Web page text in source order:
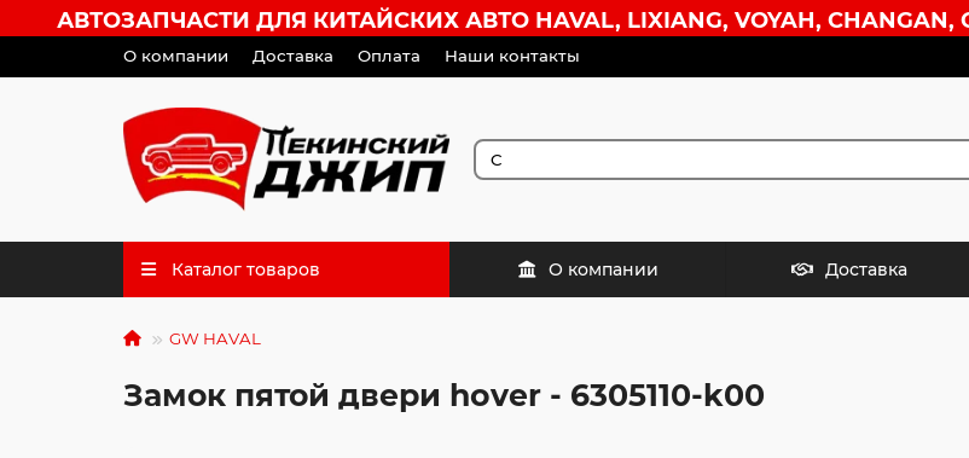
АВТОЗАПЧАСТИ ДЛЯ КИТАЙСКИХ АВТО HAVAL, LIXIANG, VOYAH, CHANGAN,
О компании Доставка Оплата Наши контакты
Каталог товаров О компании Доставка
GW HAVAL
Замок пятой двери hover - 6305110-k00